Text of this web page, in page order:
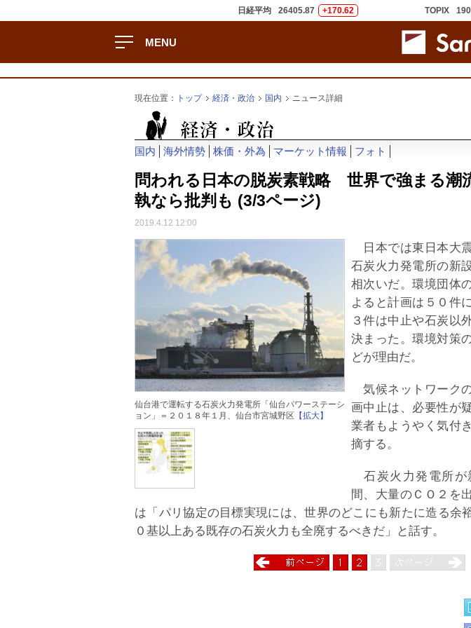
日経平均 26405.87 +170.62 TOPIX
MENU
現在位置： トップ 経済・政治 国内 ニュース詳細
国内 海外情勢 株価・外為 マーケット情報 フォト
問われる日本の脱炭素戦略 世界で強まる潮
執なら批判も (3/3ページ)
2019.4.12 12:00
仙台港で運転する石炭火力発電所「仙台パワーステーシ
ョン」＝２０１８年１月、仙台市宮城野区 【拡大】
日本では東日本大
石炭火力発電所の新
相次いだ。環境団体
よると計画は５０件
３件は中止や石炭以
決まった。環境対策
どが理由だ。
気候ネットワーク
画中止は、必要性が
業者もようやく気付
摘する。
石炭火力発電所が
間、大量のＣＯ２を
は「パリ協定の目標実現には、世界のどこにも新たに造る余
０基以上ある既存の石炭火力も全廃するべきだ」と話す。